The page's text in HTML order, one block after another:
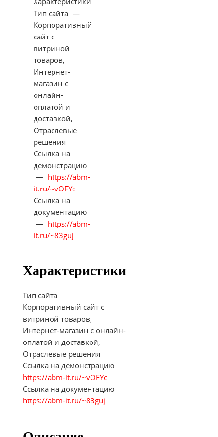
Тип сайта —
Корпоративный
сайт с
витриной
товаров,
Интернет-
магазин с
онлайн-
оплатой и
доставкой,
Отраслевые
решения
Ссылка на
демонстрацию
— https://abm-
it.ru/~vOFYc
Ссылка на
документацию
— https://abm-
it.ru/~83guj
Характеристики
Тип сайта
Корпоративный сайт с
витриной товаров,
Интернет-магазин с онлайн-
оплатой и доставкой,
Отраслевые решения
Ссылка на демонстрацию
https://abm-it.ru/~vOFYc
Ссылка на документацию
https://abm-it.ru/~83guj